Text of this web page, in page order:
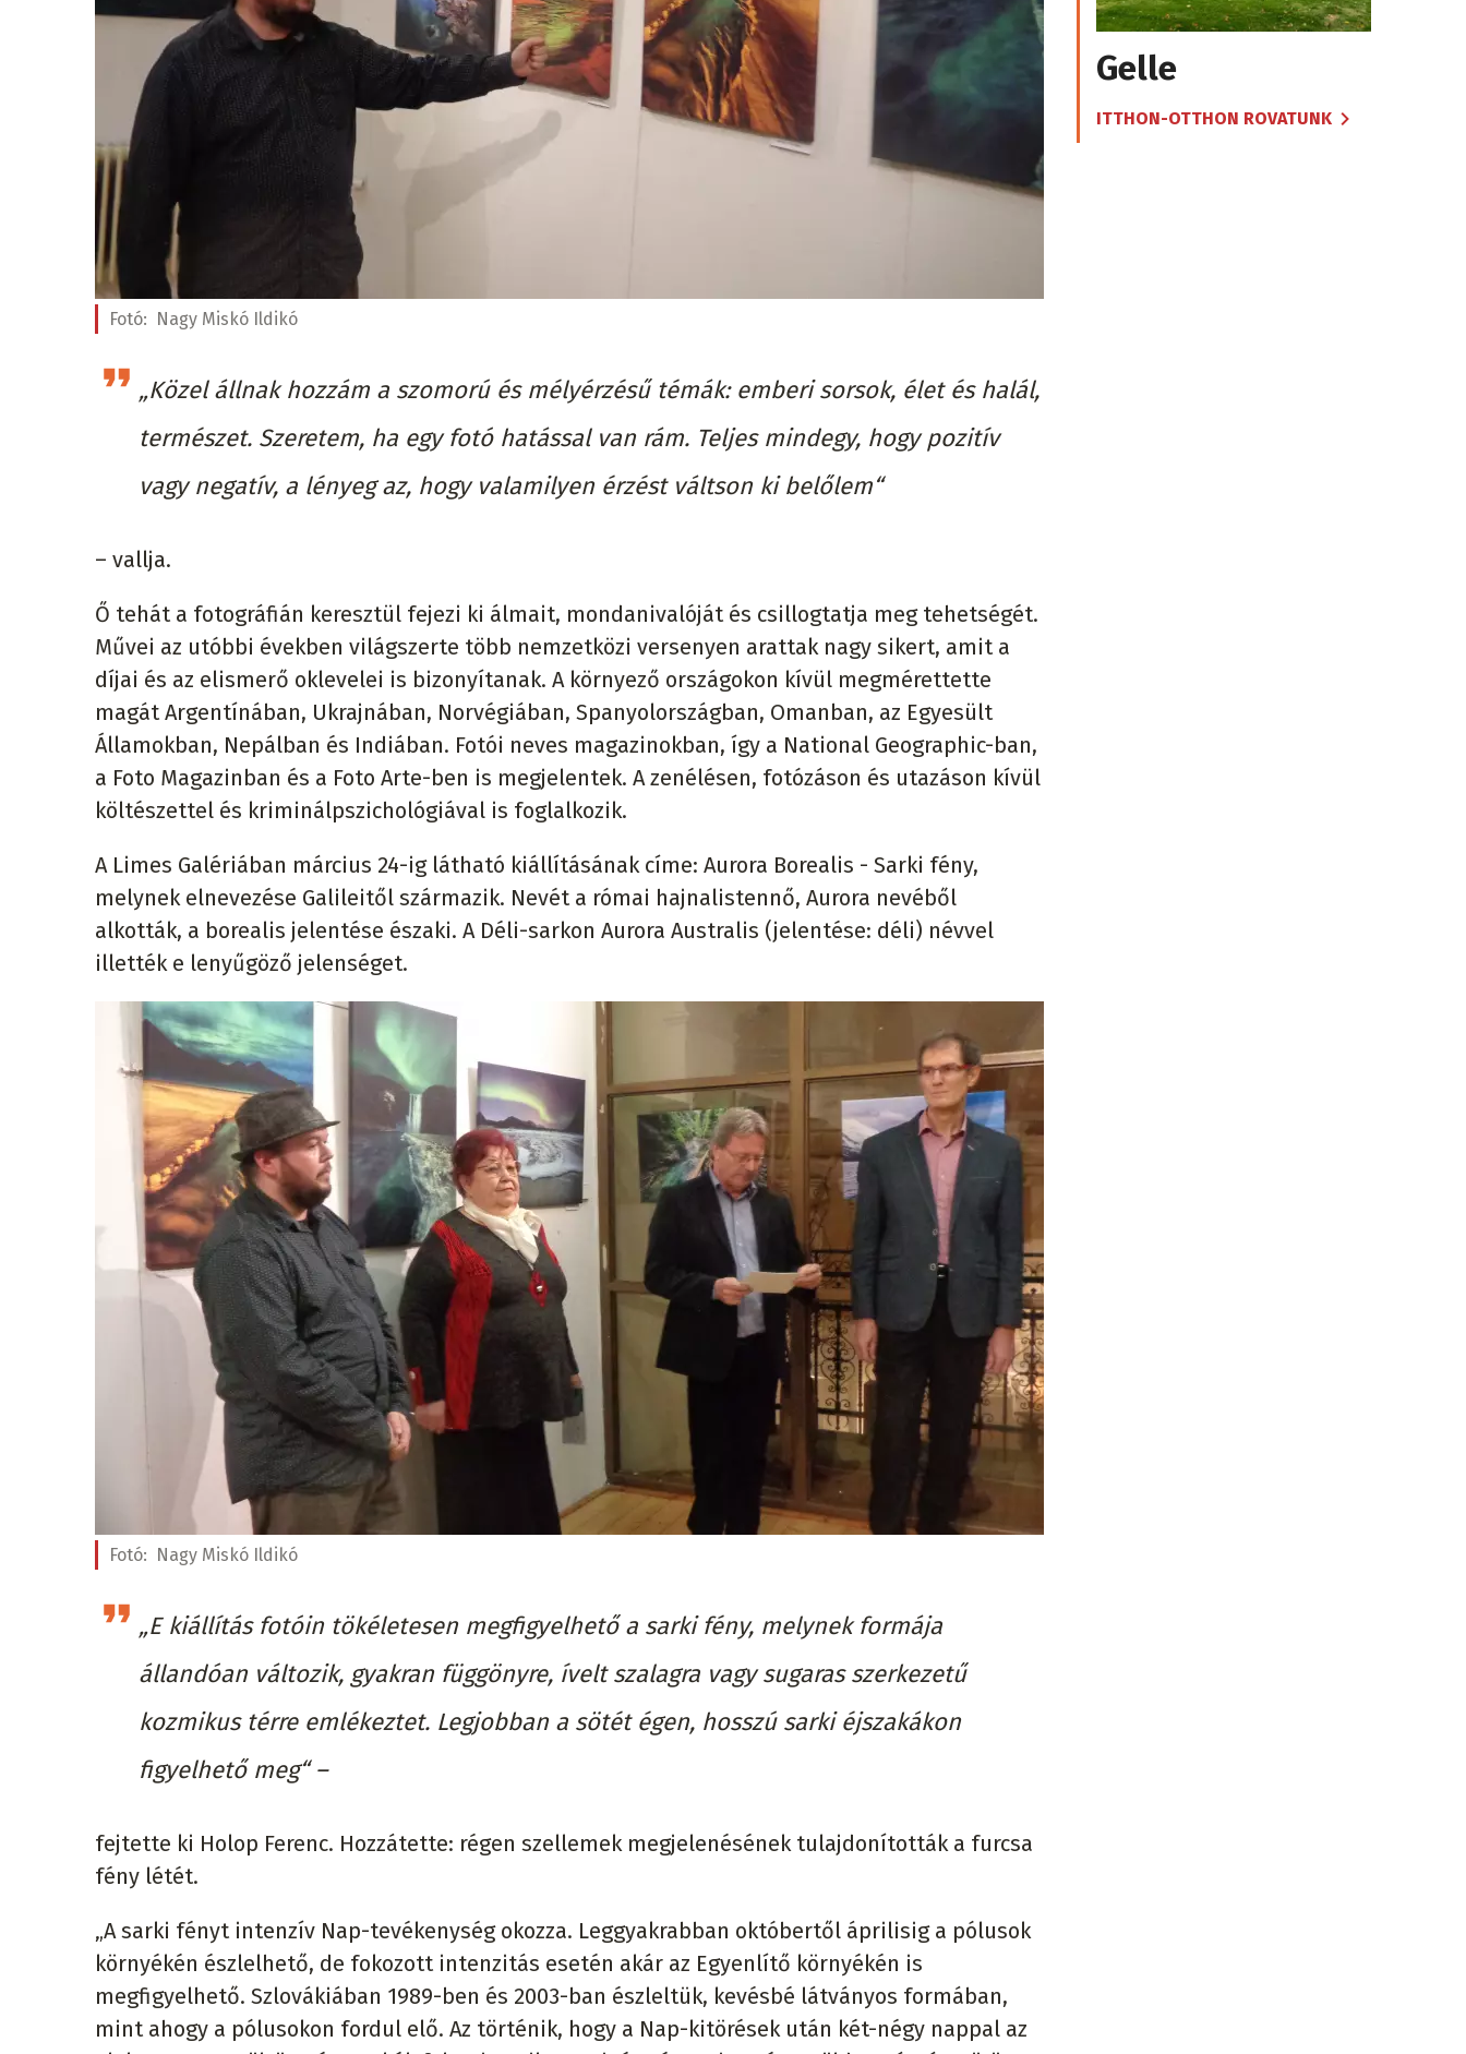
Fotó: Nagy Miskó Ildikó
„Közel állnak hozzám a szomorú és mélyérzésű témák: emberi sorsok, élet és halál,
természet. Szeretem, ha egy fotó hatással van rám. Teljes mindegy, hogy pozitív
vagy negatív, a lényeg az, hogy valamilyen érzést váltson ki belőlem“
– vallja.
Ő tehát a fotográfián keresztül fejezi ki álmait, mondanivalóját és csillogtatja meg tehetségét.
Művei az utóbbi években világszerte több nemzetközi versenyen arattak nagy sikert, amit a
díjai és az elismerő oklevelei is bizonyítanak. A környező országokon kívül megmérettette
magát Argentínában, Ukrajnában, Norvégiában, Spanyolországban, Omanban, az Egyesült
Államokban, Nepálban és Indiában. Fotói neves magazinokban, így a National Geographic-ban,
a Foto Magazinban és a Foto Arte-ben is megjelentek. A zenélésen, fotózáson és utazáson kívül
költészettel és kriminálpszichológiával is foglalkozik.
A Limes Galériában március 24-ig látható kiállításának címe: Aurora Borealis - Sarki fény,
melynek elnevezése Galileitől származik. Nevét a római hajnalistennő, Aurora nevéből
alkották, a borealis jelentése északi. A Déli-sarkon Aurora Australis (jelentése: déli) névvel
illették e lenyűgöző jelenséget.
Fotó: Nagy Miskó Ildikó
„E kiállítás fotóin tökéletesen megfigyelhető a sarki fény, melynek formája
állandóan változik, gyakran függönyre, ívelt szalagra vagy sugaras szerkezetű
kozmikus térre emlékeztet. Legjobban a sötét égen, hosszú sarki éjszakákon
figyelhető meg“ –
fejtette ki Holop Ferenc. Hozzátette: régen szellemek megjelenésének tulajdonították a furcsa
fény létét.
„A sarki fényt intenzív Nap-tevékenység okozza. Leggyakrabban októbertől áprilisig a pólusok
környékén észlelhető, de fokozott intenzitás esetén akár az Egyenlítő környékén is
megfigyelhető. Szlovákiában 1989-ben és 2003-ban észleltük, kevésbé látványos formában,
mint ahogy a pólusokon fordul elő. Az történik, hogy a Nap-kitörések után két-négy nappal az
Gelle
ITTHON-OTTHON ROVATUNK